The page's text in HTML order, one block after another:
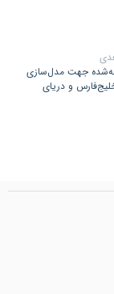
جهت مدل‌سازی
و دریای